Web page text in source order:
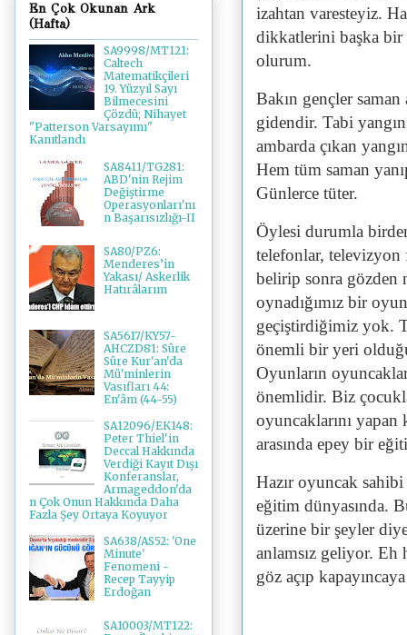
izahtan varesteyiz.
dikkatlerini başka bir
olurum.
Bakın gençler
gidendir. Tabi
ambarda çıkan
Hem tüm saman
Günlerce tüter.
Öylesi durumla
telefonlar, televizyon
belirip sonra gözden
oynadığımız bir
geçiştirdiğimiz yok.
önemli bir yeri
Oyunların
önemlidir. Biz
oyuncaklarını yapan
arasında epey bir
Hazır oyuncak
eğitim dünyasında.
üzerine bir şeyler
anlamsız geliyor. Eh
göz açıp
En Çok Okunan Ark
(Hafta)
SA9998/MT121:
Caltech
Matematikçileri
19. Yüzyıl Sayı
Bilmecesini
Çözdü; Nihayet
"Patterson Varsayımı"
Kanıtlandı
SA8411/TG281:
ABD'nin Rejim
Değiştirme
Operasyonları'nı
n Başarısızlığı-II
SA80/PZ6:
Menderes’in
Yakası/ Askerlik
Hatırâlarım
SA5617/KY57-
AHCZD81: Sûre
Sûre Kur'an'da
Mü'minlerin
Vasıfları 44:
En'âm (44-55)
SA12096/EK148:
Peter Thiel'in
Deccal Hakkında
Verdiği Kayıt Dışı
Konferanslar,
Armageddon'da
n Çok Onun Hakkında Daha
Fazla Şey Ortaya Koyuyor
SA638/AS52: 'One
Minute'
Fenomeni -
Recep Tayyip
Erdoğan
SA10003/MT122: